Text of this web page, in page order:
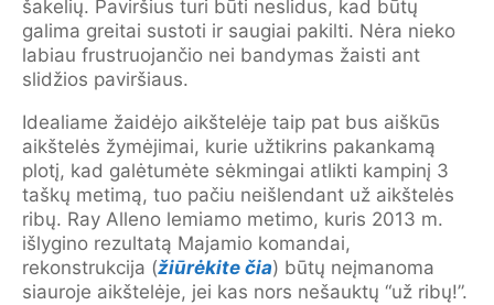
šakelių. Paviršius turi būti neslidus, kad būtų
galima greitai sustoti ir saugiai pakilti. Nėra nieko
labiau frustruojančio nei bandymas žaisti ant
slidžios paviršiaus.
Idealiame žaidėjo aikštelėje taip pat bus aiškūs
aikštelės žymėjimai, kurie užtikrins pakankamą
plotį, kad galėtumėte sėkmingai atlikti kampinį 3
taškų metimą, tuo pačiu neišlendant už aikštelės
ribų. Ray Alleno lemiamo metimo, kuris 2013 m.
išlygino rezultatą Majamio komandai,
rekonstrukcija (žiūrėkite čia) būtų neįmanoma
siauroje aikštelėje, jei kas nors nešauktų “už ribų!”.